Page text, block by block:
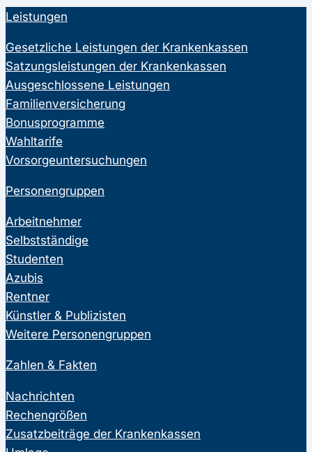
Leistungen
Gesetzliche Leistungen der Krankenkassen
Satzungsleistungen der Krankenkassen
Ausgeschlossene Leistungen
Familienversicherung
Bonusprogramme
Wahltarife
Vorsorgeuntersuchungen
Personengruppen
Arbeitnehmer
Selbstständige
Studenten
Azubis
Rentner
Künstler & Publizisten
Weitere Personengruppen
Zahlen & Fakten
Nachrichten
Rechengrößen
Zusatzbeiträge der Krankenkassen